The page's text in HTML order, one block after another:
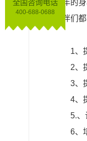
少年的
伙伴们
1、
2、
3、
4、
5.、
6、
全国咨询电话
400-688-0688